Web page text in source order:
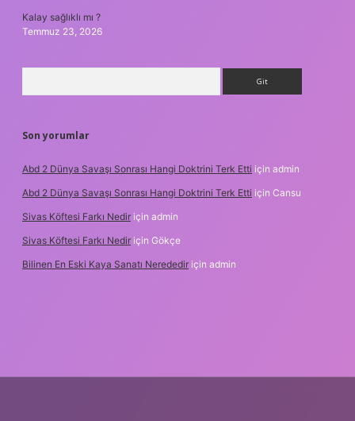
Kalay sağlıklı mı ?
Temmuz 23, 2026
Son yorumlar
Abd 2 Dünya Savaşı Sonrası Hangi Doktrini Terk Etti için admin
Abd 2 Dünya Savaşı Sonrası Hangi Doktrini Terk Etti için Cansu
Sivas Köftesi Farkı Nedir için admin
Sivas Köftesi Farkı Nedir için Gökçe
Bilinen En Eski Kaya Sanatı Nerededir için admin